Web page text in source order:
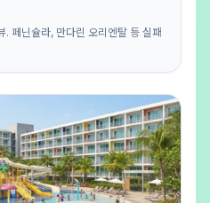
. 페닌슐라, 만다린 오리엔탈 등 실패